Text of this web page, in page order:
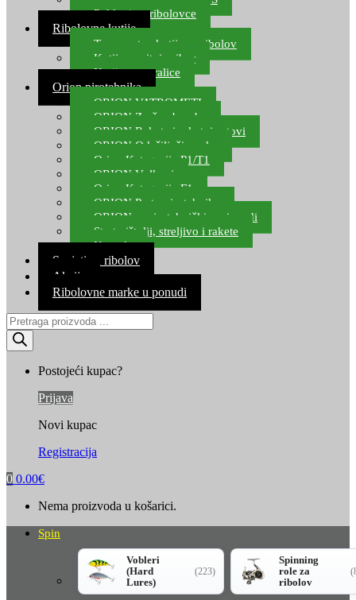
Pokloni za ribolovce
Ribolovne kutije
Transportne kutije za ribolov
Kutije za sitni pribor
Kutije za varalice
Orion pirotehnika
ORION VATROMETI
ORION Zračne bombe
ORION Rakete i raketni setovi
ORION Odašiljači zvuka
Orion Kategorija P1/T1
ORION Vulkani
Orion Kategorija F1
ORION Party pirotehnika
ORION nepirotehnički proizvodi
Start pištolji, streljivo i rakete
Kontakt
Savjeti za ribolov
Akcija
Ribolovne marke u ponudi
Products
search
Postojeći kupac?
Prijava
Novi kupac
Registracija
0 0.00€
Nema proizvoda u košarici.
Spin
Vobleri
(Hard
Lures)
(223)
Spinning
role za
ribolov